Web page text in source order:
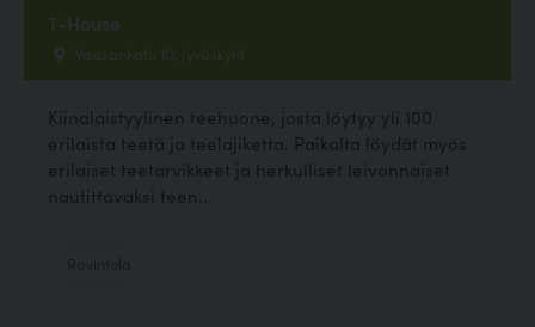
T-House
Vaasankatu 10, Jyväskylä
Kiinalaistyylinen teehuone, josta löytyy yli 100
erilaista teetä ja teelajiketta. Paikalta löydät myös
erilaiset teetarvikkeet ja herkulliset leivonnaiset
nautittavaksi teen...